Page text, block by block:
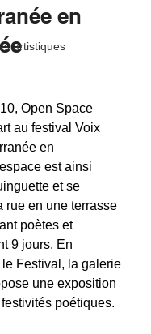
artistiques
en
Open Space
au festival Voix
en
est ainsi
et se
rue en une terrasse
poètes et
9 jours. En
Festival, la galerie
une exposition
poétiques.